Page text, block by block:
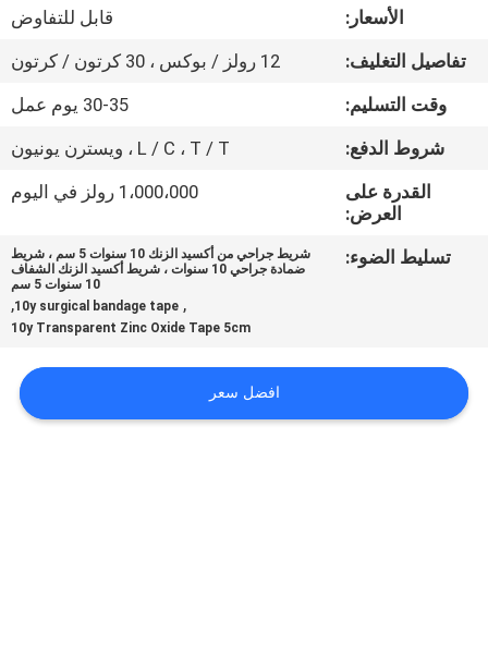
الافتراضي
معلومات
جولة
المعمل
الجودة
الأسعار:
قابل للتفاوض
تفاصيل التغليف:
12 رولز / بوكس ​​، 30 كرتون / كرتون
وقت التسليم:
30-35 يوم عمل
شروط الدفع:
L / C ، T / T ، ويسترن يونيون
القدرة على
العرض:
1،000،000 رولز في اليوم
تسليط الضوء:
شريط جراحي من أكسيد الزنك 10 سنوات 5 سم ، شريط
ضمادة جراحي 10 سنوات ، شريط أكسيد الزنك الشفاف
10 سنوات 5 سم
,
10y surgical bandage tape
,
10y Transparent Zinc Oxide Tape 5cm
افضل سعر